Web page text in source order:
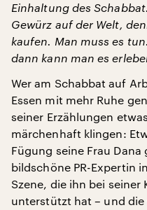
Einhaltung des
Gewürz auf der Welt,
kaufen. Man muss es
dann kann man es
Wer am Schabbat auf
Essen mit mehr Ruhe
seiner Erzählungen
märchenhaft klingen:
Fügung seine Frau
bildschöne PR-Expertin
Szene, die ihn bei seiner
unterstützt hat – und die